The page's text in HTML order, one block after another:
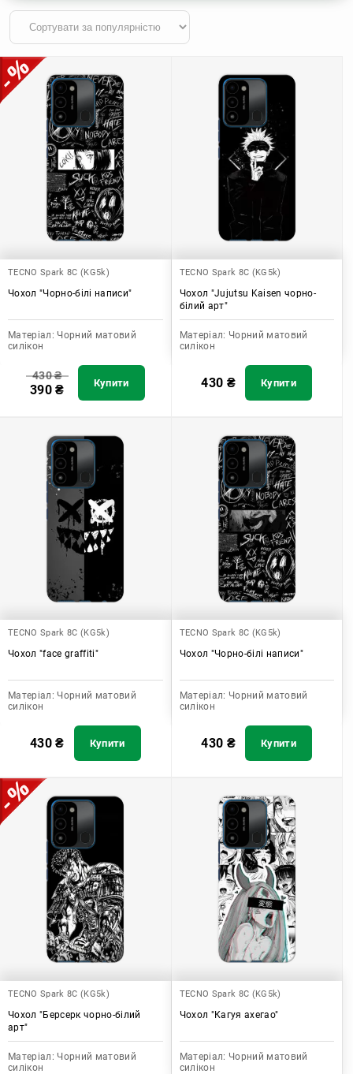
TECNO Spark 8C (KG5k)
Чохол "Чорно-білі написи"
Матеріал: Чорний матовий
силікон
430₴
390₴ Купити
TECNO Spark 8C (KG5k)
Чохол "Jujutsu Kaisen чорно-
білий арт"
Матеріал: Чорний матовий
силікон
430 ₴ Купити
TECNO Spark 8C (KG5k)
Чохол "face graffiti"
Матеріал: Чорний матовий
силікон
430₴ Купити
TECNO Spark 8C (KG5k)
Чохол "Чорно-білі написи"
Матеріал: Чорний матовий
силікон
430 ₴ Купити
TECNO Spark 8C (KG5k)
Чохол "Берсерк чорно-білий
арт"
Матеріал: Чорний матовий
силікон
TECNO Spark 8C (KG5k)
Чохол "Кагуя ахегао"
Матеріал: Чорний матовий
силікон